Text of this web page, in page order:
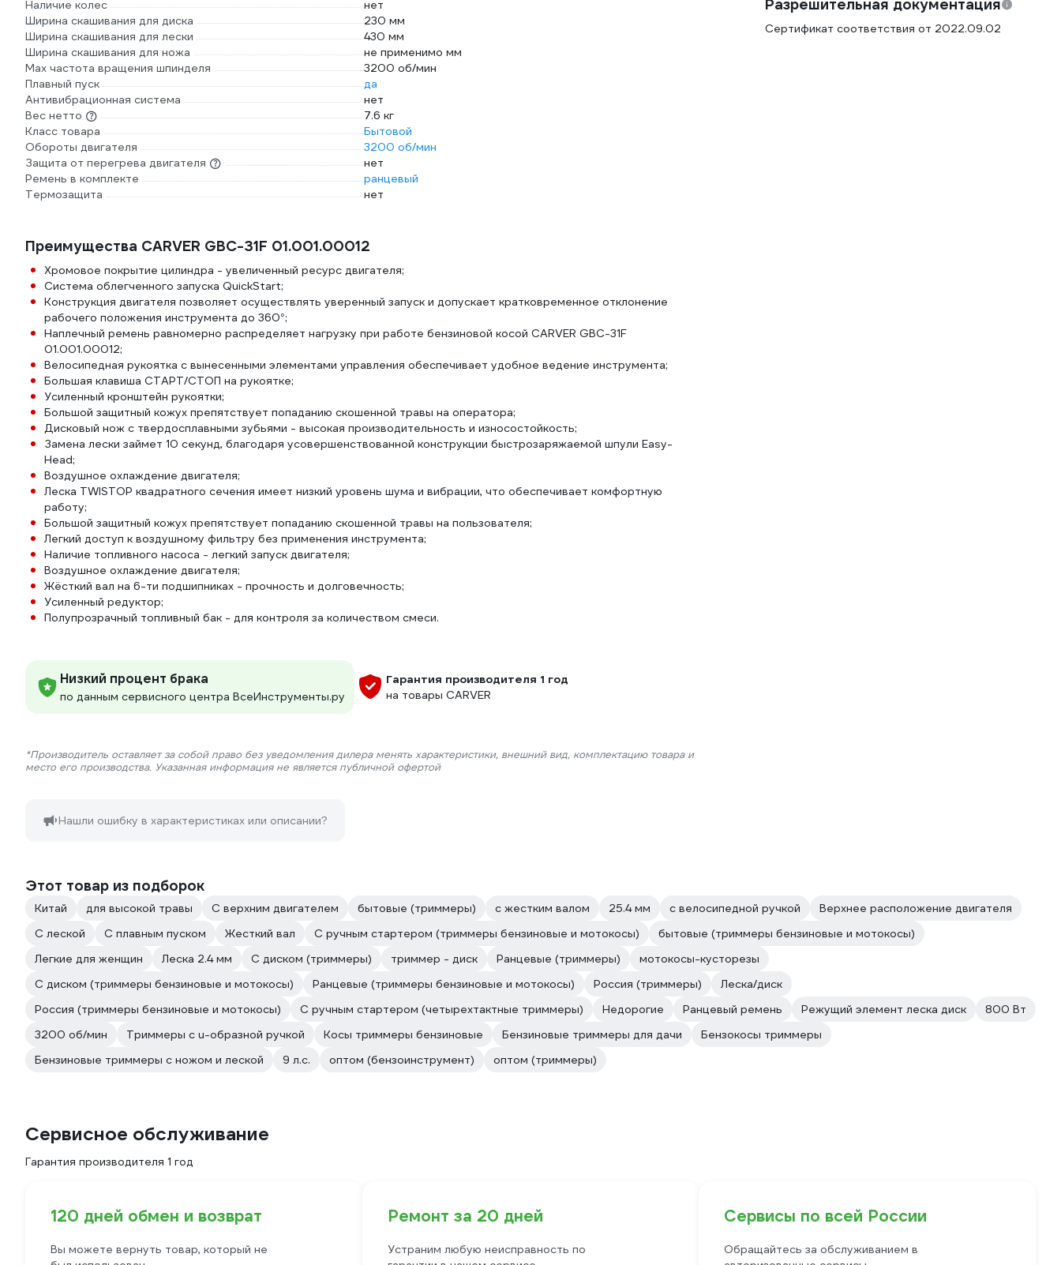
Наличие колес
нет
Ширина скашивания для диска
230 мм
Ширина скашивания для лески
430 мм
Ширина скашивания для ножа
не применимо мм
Max частота вращения шпинделя
3200 об/мин
Плавный пуск
да
Антивибрационная система
нет
Вес нетто
7.6 кг
Класс товара
Бытовой
Обороты двигателя
3200 об/мин
Защита от перегрева двигателя
нет
Ремень в комплекте
ранцевый
Термозащита
нет
Преимущества CARVER GBC-31F 01.001.00012
Хромовое покрытие цилиндра - увеличенный ресурс двигателя;
Система облегченного запуска QuickStart;
Конструкция двигателя позволяет осуществлять уверенный запуск и допускает кратковременное отклонение
рабочего положения инструмента до 360°;
Наплечный ремень равномерно распределяет нагрузку при работе бензиновой косой CARVER GBC-31F
01.001.00012;
Велосипедная рукоятка с вынесенными элементами управления обеспечивает удобное ведение инструмента;
Большая клавиша СТАРТ/СТОП на рукоятке;
Усиленный кронштейн рукоятки;
Большой защитный кожух препятствует попаданию скошенной травы на оператора;
Дисковый нож с твердосплавными зубьями - высокая производительность и износостойкость;
Замена лески займет 10 секунд, благодаря усовершенствованной конструкции быстрозаряжаемой шпули Easy-
Hеad;
Воздушное охлаждение двигателя;
Леска TWISTOP квадратного сечения имеет низкий уровень шума и вибрации, что обеспечивает комфортную
работу;
Большой защитный кожух препятствует попаданию скошенной травы на пользователя;
Легкий доступ к воздушному фильтру без применения инструмента;
Наличие топливного насоса - легкий запуск двигателя;
Воздушное охлаждение двигателя;
Жёсткий вал на 6-ти подшипниках - прочность и долговечность;
Усиленный редуктор;
Полупрозрачный топливный бак - для контроля за количеством смеси.
Низкий процент брака
по данным сервисного центра ВсеИнструменты.ру
Гарантия производителя 1 год
на товары CARVER
*Производитель оставляет за собой право без уведомления дилера менять характеристики, внешний вид, комплектацию товара и
место его производства. Указанная информация не является публичной офертой
Нашли ошибку в характеристиках или описании?
Разрешительная документация
Сертификат соответствия от 2022.09.02
Этот товар из подборок
Китай для высокой травы С верхним двигателем бытовые (триммеры) с жестким валом 25.4 мм с велосипедной ручкой
Верхнее расположение двигателя
С леской
С плавным пуском Жесткий вал С ручным стартером (триммеры бензиновые и мотокосы)
бытовые (триммеры бензиновые и мотокосы)
Легкие для женщин
Леска 2.4 мм С диском (триммеры) триммер - диск Ранцевые (триммеры)
мотокосы-кусторезы
С диском (триммеры бензиновые и мотокосы)
Ранцевые (триммеры бензиновые и мотокосы) Россия (триммеры)
Леска/диск
Россия (триммеры бензиновые и мотокосы)
С ручным стартером (четырехтактные триммеры) Недорогие Ранцевый ремень Режущий элемент леска диск
800 Вт
3200 об/мин
Триммеры с u-образной ручкой Косы триммеры бензиновые Бензиновые триммеры для дачи
Бензокосы триммеры
Бензиновые триммеры с ножом и леской
9 л.с. оптом (бензоинструмент) оптом (триммеры)
Сервисное обслуживание
Гарантия производителя 1 год
120 дней обмен и возврат
Вы можете вернуть товар, который не
Ремонт за 20 дней
Устраним любую неисправность по
Сервисы по всей России
Обращайтесь за обслуживанием в